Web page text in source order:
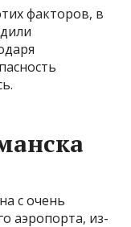
факторов, в
с очень
аэропорта, из-